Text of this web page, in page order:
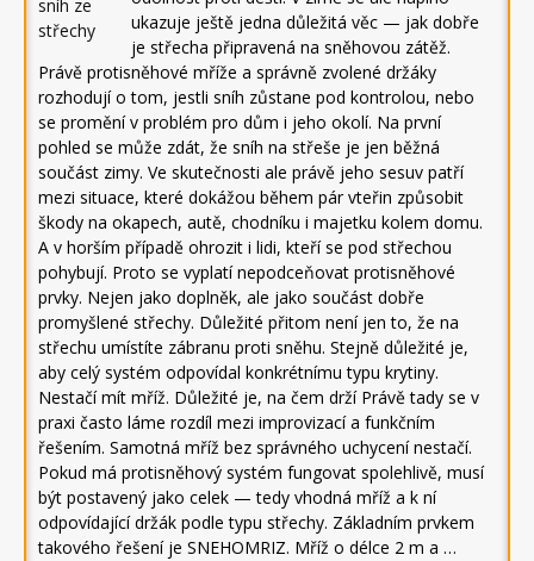
ukazuje ještě jedna důležitá věc — jak dobře
je střecha připravená na sněhovou zátěž.
Právě protisněhové mříže a správně zvolené držáky
rozhodují o tom, jestli sníh zůstane pod kontrolou, nebo
se promění v problém pro dům i jeho okolí. Na první
pohled se může zdát, že sníh na střeše je jen běžná
součást zimy. Ve skutečnosti ale právě jeho sesuv patří
mezi situace, které dokážou během pár vteřin způsobit
škody na okapech, autě, chodníku i majetku kolem domu.
A v horším případě ohrozit i lidi, kteří se pod střechou
pohybují. Proto se vyplatí nepodceňovat protisněhové
prvky. Nejen jako doplněk, ale jako součást dobře
promyšlené střechy. Důležité přitom není jen to, že na
střechu umístíte zábranu proti sněhu. Stejně důležité je,
aby celý systém odpovídal konkrétnímu typu krytiny.
Nestačí mít mříž. Důležité je, na čem drží Právě tady se v
praxi často láme rozdíl mezi improvizací a funkčním
řešením. Samotná mříž bez správného uchycení nestačí.
Pokud má protisněhový systém fungovat spolehlivě, musí
být postavený jako celek — tedy vhodná mříž a k ní
odpovídající držák podle typu střechy. Základním prvkem
takového řešení je SNEHOMRIZ. Mříž o délce 2 m a …